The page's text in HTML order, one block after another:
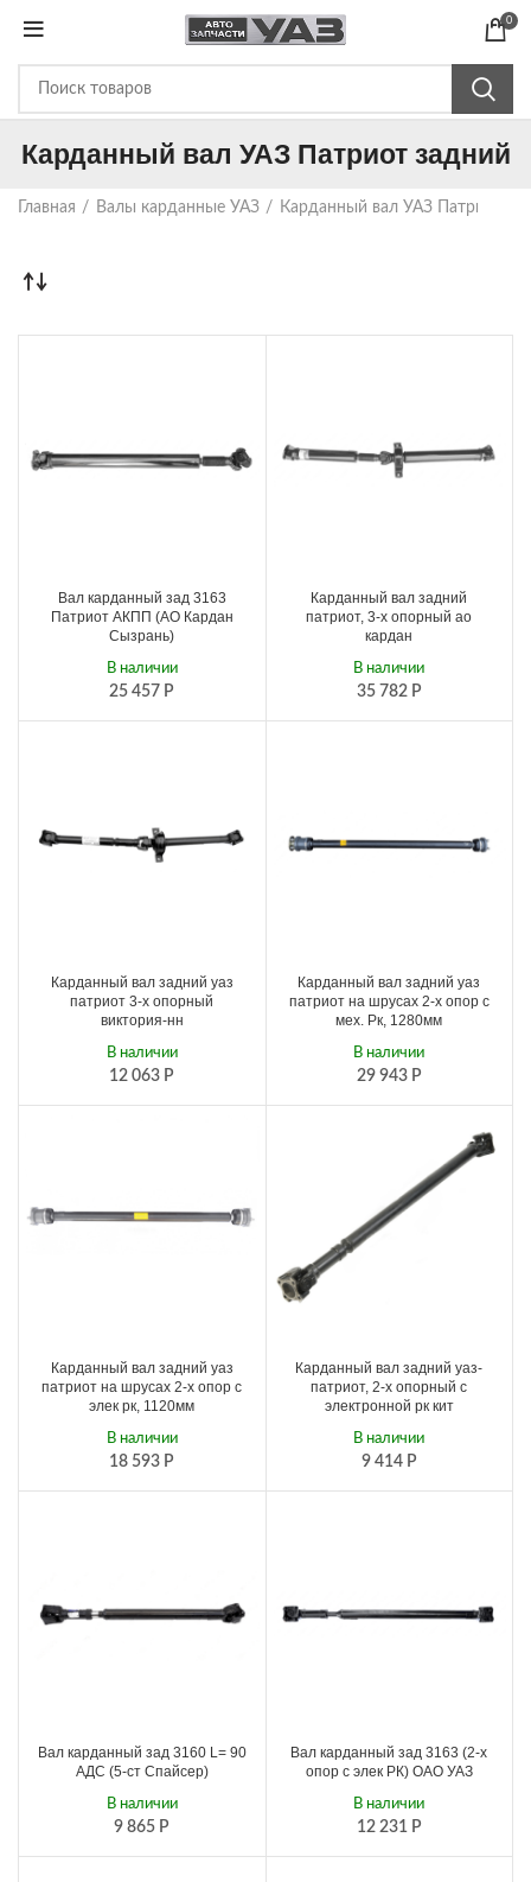
0
Карданный вал УАЗ Патриот задний
Главная Валы карданные УАЗ Карданный вал УАЗ Патриот
Вал карданный зад 3163
Патриот АКПП (АО Кардан
Сызрань)
25 457 Р
В наличии
Карданный вал задний
патриот, 3-х опорный ао
кардан
35 782 Р
В наличии
Карданный вал задний уаз
патриот 3-х опорный
виктория-нн
12 063 Р
В наличии
Карданный вал задний уаз
патриот на шрусах 2-х опор с
мех. Рк, 1280мм
29 943 Р
В наличии
Карданный вал задний уаз
патриот на шрусах 2-х опор с
элек рк, 1120мм
18 593 Р
В наличии
Карданный вал задний уаз-
патриот, 2-х опорный с
электронной рк кит
9 414 Р
В наличии
Вал карданный зад 3160 L= 90
АДС (5-ст Спайсер)
9 865 Р
В наличии
Вал карданный зад 3163 (2-х
опор с элек РК) ОАО УАЗ
12 231 Р
В наличии